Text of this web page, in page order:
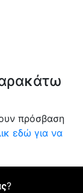
πρόσβαση
εδώ για να
?